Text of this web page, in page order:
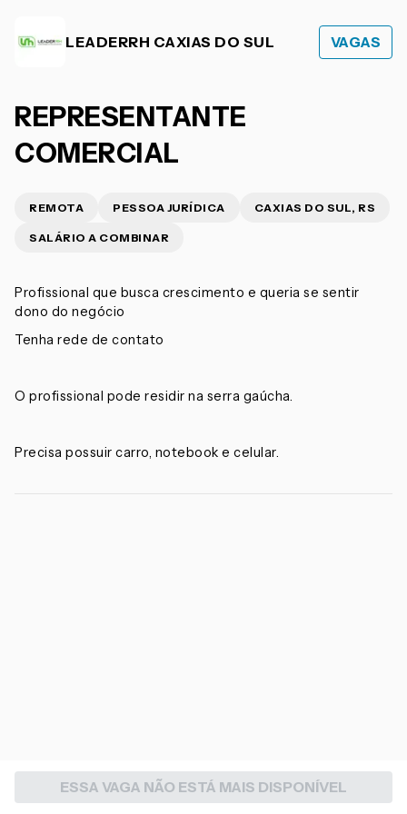
LEADERRH CAXIAS DO SUL VAGAS
REPRESENTANTE
COMERCIAL
REMOTA PESSOA JURÍDICA CAXIAS DO SUL, RS
SALÁRIO A COMBINAR
Profissional que busca crescimento e queria se sentir
dono do negócio
Tenha rede de contato
O profissional pode residir na serra gaúcha.
Precisa possuir carro, notebook e celular.
ESSA VAGA NÃO ESTÁ MAIS DISPONÍVEL